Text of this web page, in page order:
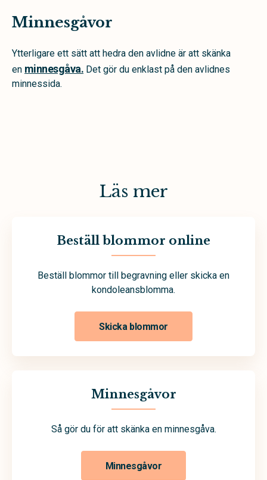
Minnesgåvor
Ytterligare ett sätt att hedra den avlidne är att skänka
en minnesgåva. Det gör du enklast på den avlidnes
minnessida.
Läs mer
Beställ blommor online
Beställ blommor till begravning eller skicka en
kondoleansblomma.
Skicka blommor
Minnesgåvor
Så gör du för att skänka en minnesgåva.
Minnesgåvor